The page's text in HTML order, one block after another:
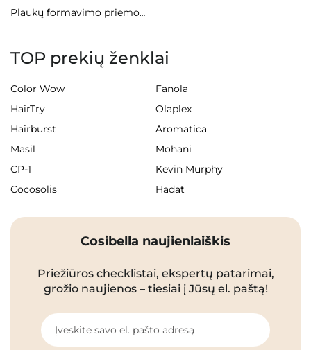
Plaukų formavimo priemonės
TOP prekių ženklai
Color Wow
Fanola
HairTry
Olaplex
Hairburst
Aromatica
Masil
Mohani
CP-1
Kevin Murphy
Cocosolis
Hadat
Cosibella naujienlaiškis
Priežiūros checklistai, ekspertų patarimai,
grožio naujienos – tiesiai į Jūsų el. paštą!
Įveskite savo el. pašto adresą